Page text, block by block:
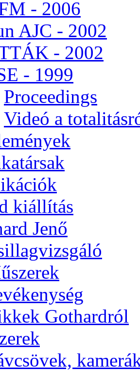
- 2006
AJC - 2002
- 2002
- 1999
Pro­ce­e­dings
Vi­deó a
ki­ál­lí­tás
Je­nő
Got­hard­ról